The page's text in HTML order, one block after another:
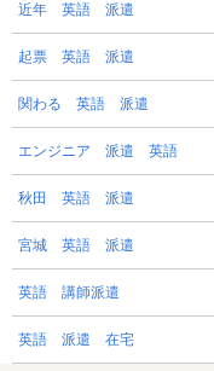
近年 英語 派遣
起票 英語 派遣
関わる 英語 派遣
エンジニア 派遣 英語
秋田 英語 派遣
宮城 英語 派遣
英語 講師派遣
英語 派遣 在宅